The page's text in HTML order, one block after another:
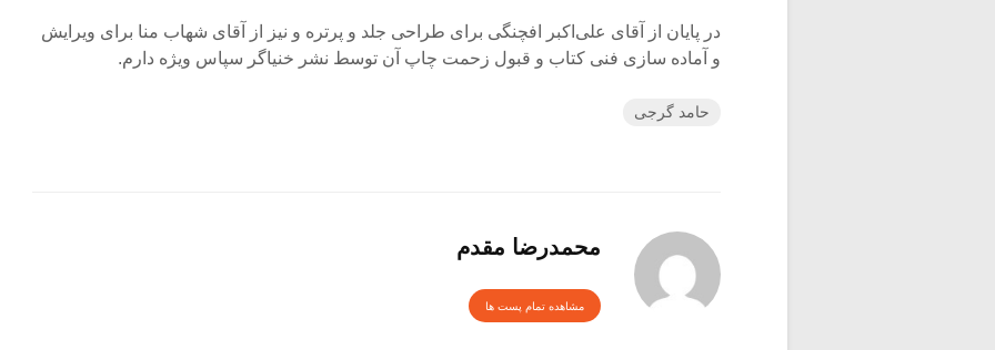
در پایان از آقای علی‌اکبر افچنگی برای طراحی جلد و پرتره و نیز از آقای شهاب منا برای ویرایش
و آماده سازی فنی کتاب و قبول زحمت چاپ آن توسط نشر خنیاگر سپاس ویژه دارم.
حامد گرجی
محمدرضا مقدم
مشاهده تمام پست ها